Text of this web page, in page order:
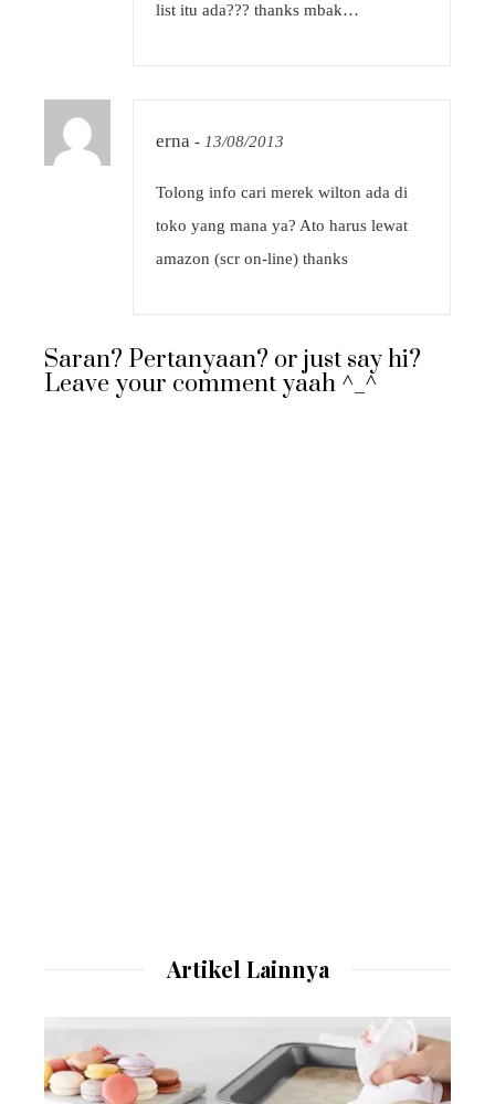
list itu ada??? thanks mbak…
erna - 13/08/2013
Tolong info cari merek wilton ada di
toko yang mana ya? Ato harus lewat
amazon (scr on-line) thanks
Saran? Pertanyaan? or just say hi?
Leave your comment yaah ^_^
Artikel Lainnya